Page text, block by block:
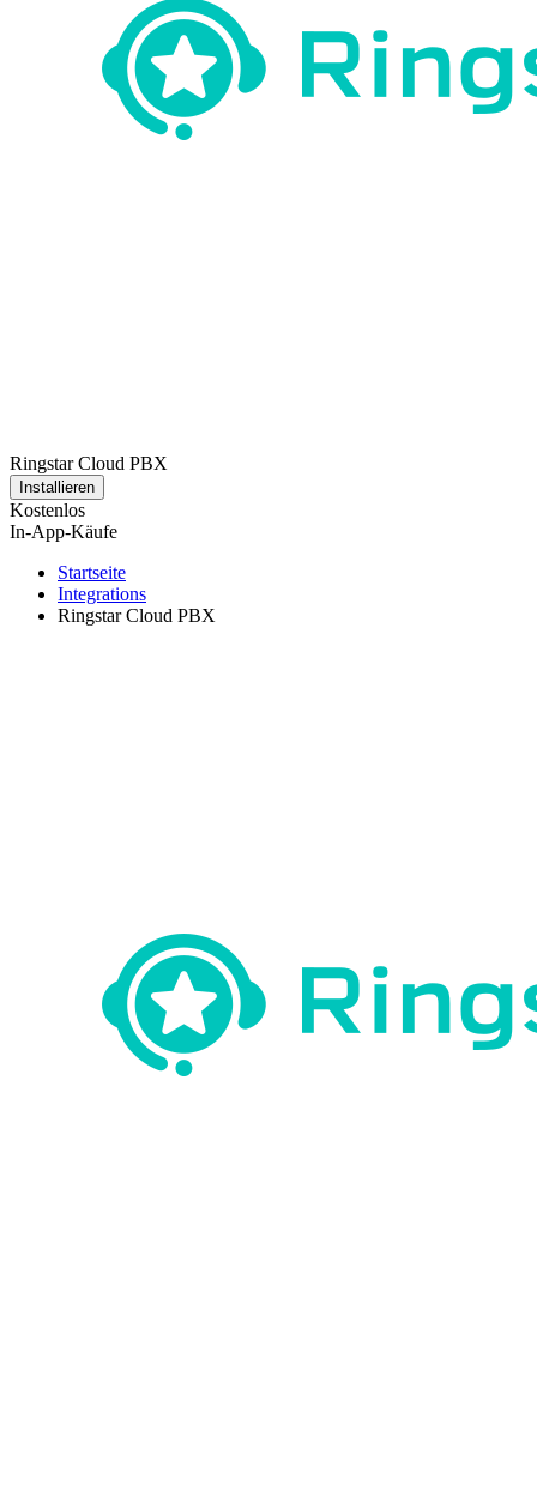
Ringstar Cloud PBX
Installieren
Kostenlos
In-App-Käufe
Startseite
Integrations
Ringstar Cloud PBX